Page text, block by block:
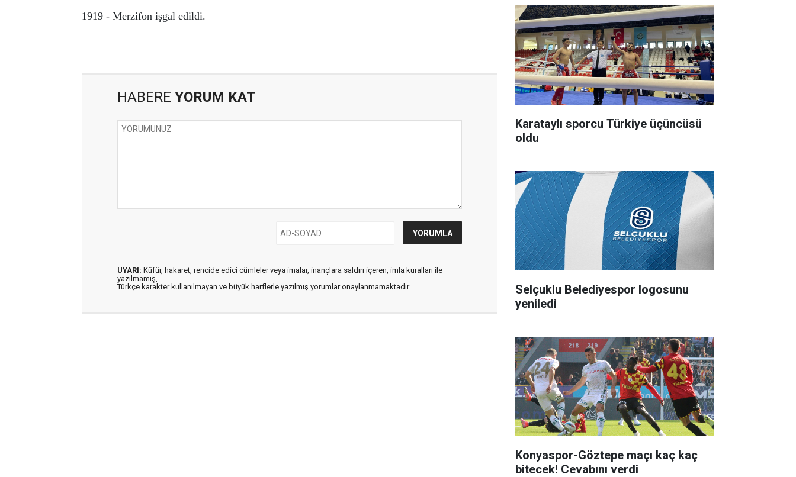
1919 - Merzifon işgal edildi.
HABERE YORUM KAT
UYARI: Küfür, hakaret, rencide edici cümleler veya imalar, inançlara saldırı içeren, imla kuralları ile
yazılmamış,
Türkçe karakter kullanılmayan ve büyük harflerle yazılmış yorumlar onaylanmamaktadır.
Karataylı sporcu Türkiye üçüncüsü
oldu
Selçuklu Belediyespor logosunu
yeniledi
Konyaspor-Göztepe maçı kaç kaç
bitecek! Cevabını verdi